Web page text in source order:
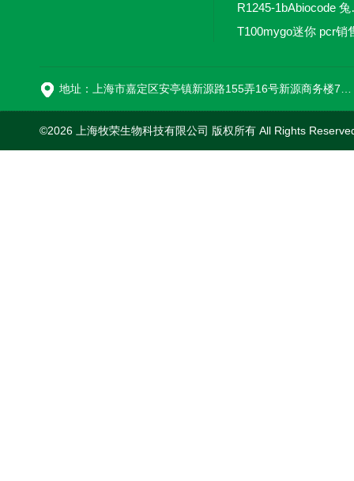
T100mygo迷你 pcr销
©2026 上海牧荣生物科技有限公司 版权所有 All Rights